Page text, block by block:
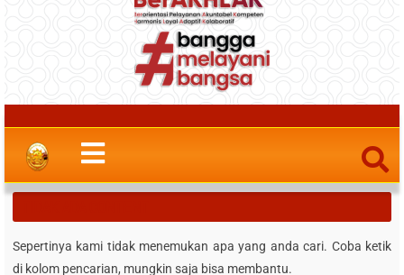
Sepertinya kami tidak menemukan apa yang anda cari. Coba ketik
di kolom pencarian, mungkin saja bisa membantu.